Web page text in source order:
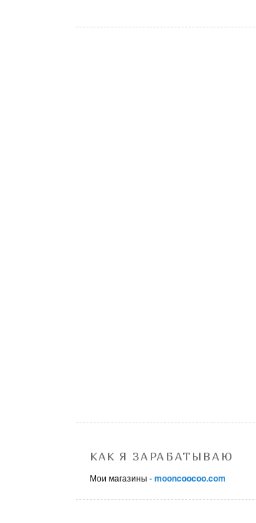
КАК Я ЗАРАБАТЫВАЮ
Мои магазины -mooncoocoo.com